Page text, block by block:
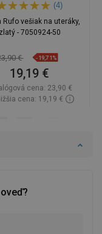
(4)
Rufo vešiak na uteráky,
zlatý - 7050924-50
€ -19,71%
19,19 €
cena: 23,90 €
cena: 19,19 €